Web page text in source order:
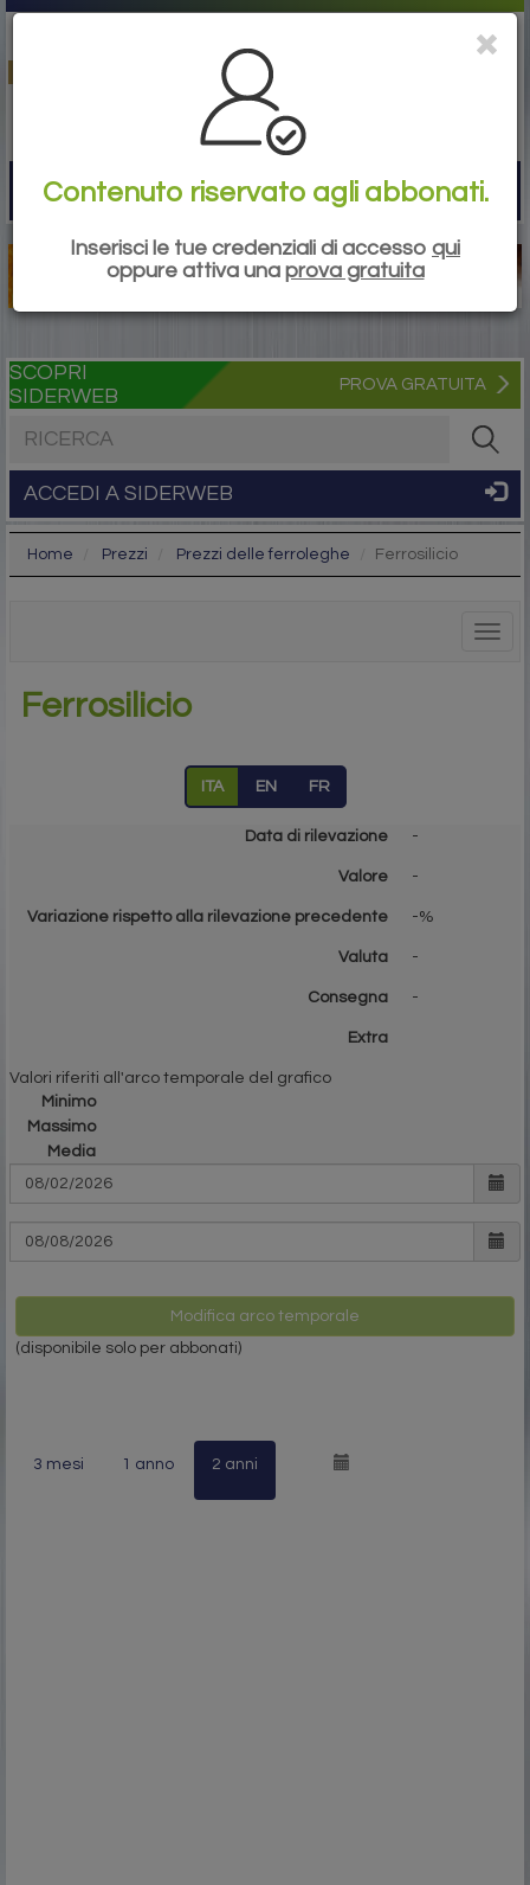
SCOPRI
SIDERWEB
PROVA GRATUITA
ACCEDI A SIDERWEB
Home Prezzi Prezzi delle ferroleghe Ferrosilicio
Ferrosilicio
ITA EN FR
Data di rilevazione -
Valore -
Variazione rispetto alla rilevazione precedente -%
Valuta -
Consegna -
Extra
Valori riferiti all'arco temporale del grafico
Minimo
Massimo
Media
Modifica arco temporale
(disponibile solo per abbonati)
3 mesi 1 anno 2 anni
Contenuto riservato agli abbonati.
Inserisci le tue credenziali di accesso qui
oppure attiva una prova gratuita